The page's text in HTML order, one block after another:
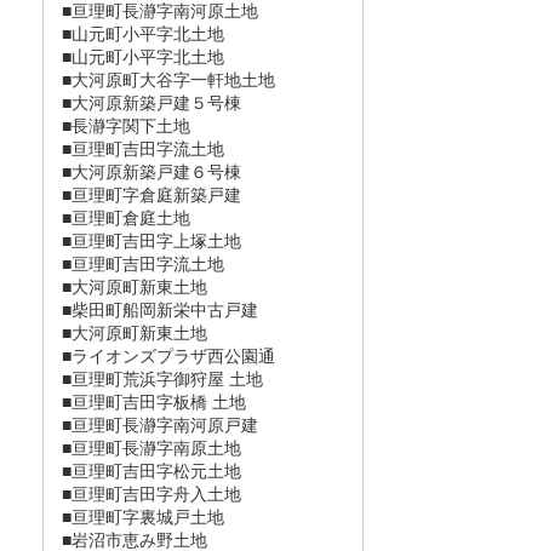
■亘理町長瀞󠄀字南河原土地
■山元町小平字北土地
■山元町小平字北土地
■大河原町大谷字一軒地土地
■大河原新築戸建５号棟
■長瀞󠄀字関下土地
■亘理町吉田字流土地
■大河原新築戸建６号棟
■亘理町字倉庭新築戸建
■亘理町倉庭土地
■亘理町吉田字上塚土地
■亘理町吉田字流土地
■大河原町新東土地
■柴田町船岡新栄中古戸建
■大河原町新東土地
■ライオンズプラザ西公園通
■亘理町荒浜字御狩屋 土地
■亘理町吉田字板橋 土地
■亘理町長瀞字南河原戸建
■亘理町長瀞字南原土地
■亘理町吉田字松元土地
■亘理町吉田字舟入土地
■亘理町字裏城戸土地
■岩沼市恵み野土地